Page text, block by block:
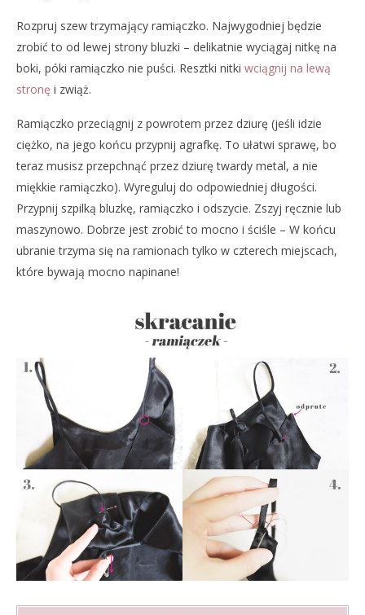
Rozpruj szew trzymający ramiączko. Najwygodniej będzie
zrobić to od lewej strony bluzki – delikatnie wyciągaj nitkę na
boki, póki ramiączko nie puści. Resztki nitki wciągnij na lewą
stronę i zwiąż.
Ramiączko przeciągnij z powrotem przez dziurę (jeśli idzie
ciężko, na jego końcu przypnij agrafkę. To ułatwi sprawę, bo
teraz musisz przepchnąć przez dziurę twardy metal, a nie
miękkie ramiączko). Wyreguluj do odpowiedniej długości.
Przypnij szpilką bluzkę, ramiączko i odszycie. Zszyj ręcznie lub
maszynowo. Dobrze jest zrobić to mocno i ściśle – W końcu
ubranie trzyma się na ramionach tylko w czterech miejscach,
które bywają mocno napinane!